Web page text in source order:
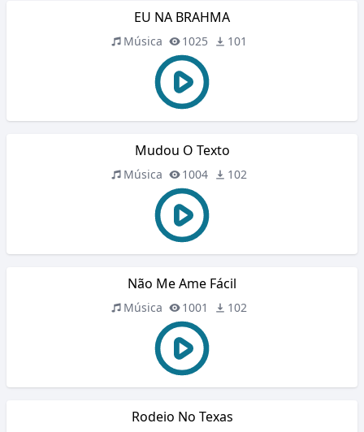
EU NA BRAHMA
Música 1025 101
Mudou O Texto
Música 1004 102
Não Me Ame Fácil
Música 1001 102
Rodeio No Texas